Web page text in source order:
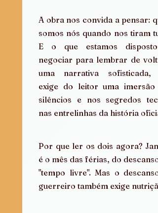
A obra nos convida a pensar:
somos nós quando nos tiram
E o que estamos
negociar para lembrar de
uma narrativa sofisticada,
exige do leitor uma imersão
silêncios e nos segredos
nas entrelinhas da história
Por que ler os dois agora?
é o mês das férias, do
"tempo livre". Mas o
guerreiro também exige